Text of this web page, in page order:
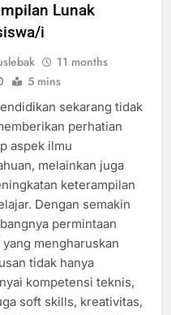
Lunak
i
11 months
5 mins
sekarang tidak
perhatian
aspek ilmu
melainkan juga
keterampilan
Dengan semakin
permintaan
mengharuskan
tidak hanya
kompetensi teknis,
soft skills, kreativitas,